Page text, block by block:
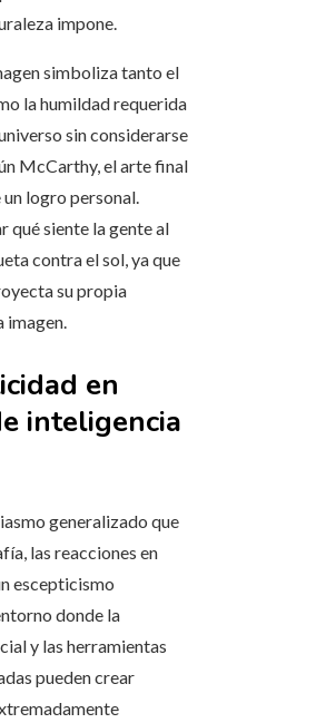
impone.
simboliza tanto el
la humildad requerida
sin considerarse
McCarthy, el arte final
logro personal.
qué siente la gente al
contra el sol, ya que
su propia
imagen.
en
inteligencia
generalizado que
las reacciones en
escepticismo
donde la
y las herramientas
pueden crear